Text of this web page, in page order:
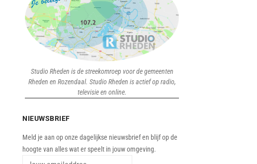
Studio Rheden is de streekomroep voor de gemeenten
Rheden en Rozendaal. Studio Rheden is actief op radio,
televisie en online.
NIEUWSBRIEF
Meld je aan op onze dagelijkse nieuwsbrief en blijf op de
hoogte van alles wat er speelt in jouw omgeving.